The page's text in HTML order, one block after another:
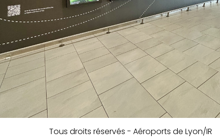
Tous droits réservés - Aéroports de Lyon/IR